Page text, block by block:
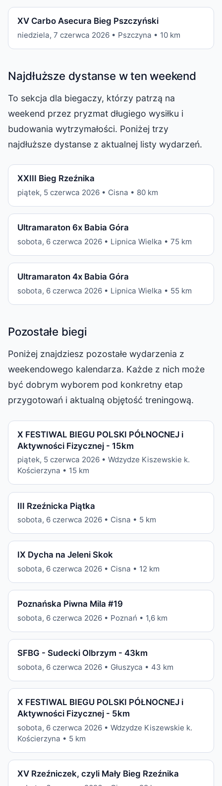
XV Carbo Asecura Bieg Pszczyński
niedziela, 7 czerwca 2026 • Pszczyna • 10 km
Najdłuższe dystanse w ten weekend
To sekcja dla biegaczy, którzy patrzą na
weekend przez pryzmat długiego wysiłku i
budowania wytrzymałości. Poniżej trzy
najdłuższe dystanse z aktualnej listy wydarzeń.
XXIII Bieg Rzeźnika
piątek, 5 czerwca 2026 • Cisna • 80 km
Ultramaraton 6x Babia Góra
sobota, 6 czerwca 2026 • Lipnica Wielka • 75 km
Ultramaraton 4x Babia Góra
sobota, 6 czerwca 2026 • Lipnica Wielka • 55 km
Pozostałe biegi
Poniżej znajdziesz pozostałe wydarzenia z
weekendowego kalendarza. Każde z nich może
być dobrym wyborem pod konkretny etap
przygotowań i aktualną objętość treningową.
X FESTIWAL BIEGU POLSKI PÓŁNOCNEJ i
Aktywności Fizycznej - 15km
piątek, 5 czerwca 2026 • Wdzydze Kiszewskie k.
Kościerzyna • 15 km
III Rzeźnicka Piątka
sobota, 6 czerwca 2026 • Cisna • 5 km
IX Dycha na Jeleni Skok
sobota, 6 czerwca 2026 • Cisna • 12 km
Poznańska Piwna Mila #19
sobota, 6 czerwca 2026 • Poznań • 1,6 km
SFBG - Sudecki Olbrzym - 43km
sobota, 6 czerwca 2026 • Głuszyca • 43 km
X FESTIWAL BIEGU POLSKI PÓŁNOCNEJ i
Aktywności Fizycznej - 5km
sobota, 6 czerwca 2026 • Wdzydze Kiszewskie k.
Kościerzyna • 5 km
XV Rzeźniczek, czyli Mały Bieg Rzeźnika